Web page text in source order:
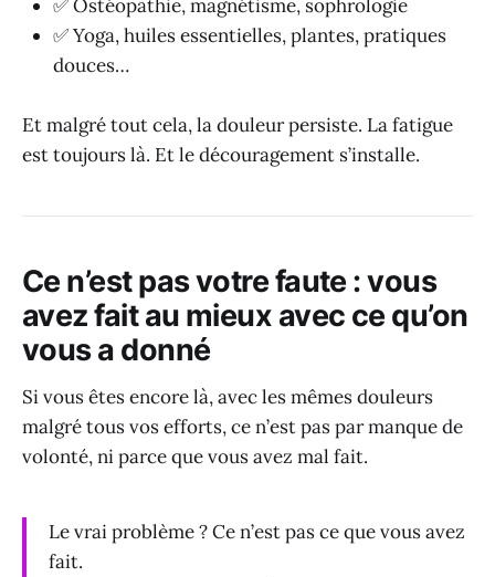
✅ Ostéopathie, magnétisme, sophrologie
✅ Yoga, huiles essentielles, plantes, pratiques
douces…
Et malgré tout cela, la douleur persiste. La fatigue
est toujours là. Et le découragement s’installe.
Ce n’est pas votre faute : vous
avez fait au mieux avec ce qu’on
vous a donné
Si vous êtes encore là, avec les mêmes douleurs
malgré tous vos efforts, ce n’est pas par manque de
volonté, ni parce que vous avez mal fait.
Le vrai problème ? Ce n’est pas ce que vous avez
fait.